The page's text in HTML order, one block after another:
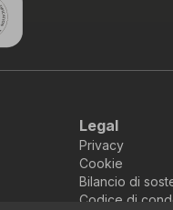
Legal
Privacy
Cookie
Bilancio di
Codice di